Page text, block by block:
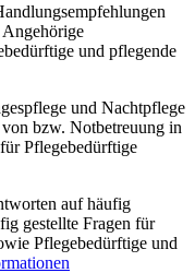
und pflegende
und Nachtpflege
bzw. Notbetreuung in
Pflegebedürftige
auf häufig
gestellte Fragen für
Pflegebedürftige und